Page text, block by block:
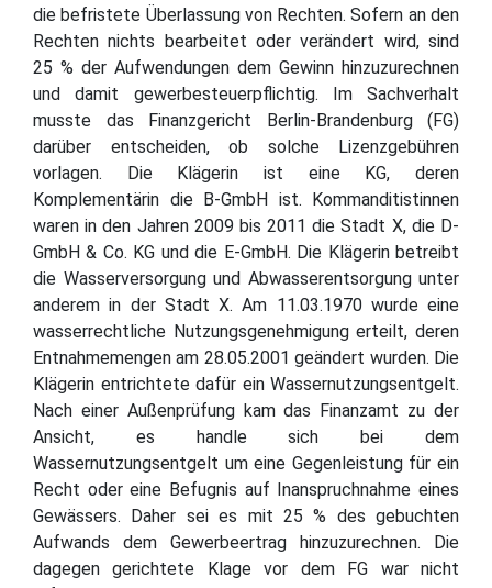
die befristete Überlassung von Rechten. Sofern an den
Rechten nichts bearbeitet oder verändert wird, sind
25 % der Aufwendungen dem Gewinn hinzuzurechnen
und damit gewerbesteuerpflichtig. Im Sachverhalt
musste das Finanzgericht Berlin-Brandenburg (FG)
darüber entscheiden, ob solche Lizenzgebühren
vorlagen. Die Klägerin ist eine KG, deren
Komplementärin die B-GmbH ist. Kommanditistinnen
waren in den Jahren 2009 bis 2011 die Stadt X, die D-
GmbH & Co. KG und die E-GmbH. Die Klägerin betreibt
die Wasserversorgung und Abwasserentsorgung unter
anderem in der Stadt X. Am 11.03.1970 wurde eine
wasserrechtliche Nutzungsgenehmigung erteilt, deren
Entnahmemengen am 28.05.2001 geändert wurden. Die
Klägerin entrichtete dafür ein Wassernutzungsentgelt.
Nach einer Außenprüfung kam das Finanzamt zu der
Ansicht, es handle sich bei dem
Wassernutzungsentgelt um eine Gegenleistung für ein
Recht oder eine Befugnis auf Inanspruchnahme eines
Gewässers. Daher sei es mit 25 % des gebuchten
Aufwands dem Gewerbeertrag hinzuzurechnen. Die
dagegen gerichtete Klage vor dem FG war nicht